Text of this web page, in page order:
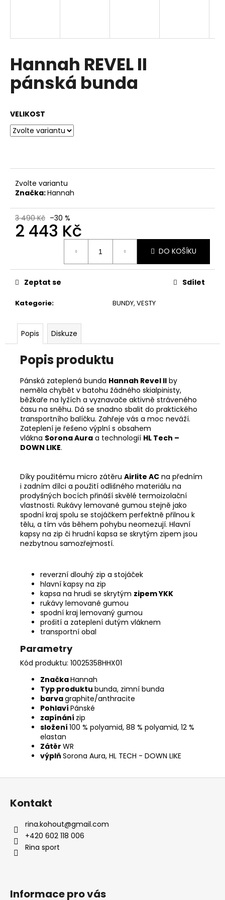
Hannah REVEL II
pánská bunda
VELIKOST
Zvolte variantu
Značka:Hannah
3 490 Kč –30 %
2 443 Kč
DO KOŠÍKU
Kategorie: BUNDY, VESTY
Zeptat se Sdílet
Popis Diskuze
Popis produktu
Pánská zateplená bunda Hannah Revel II by
neměla chybět v batohu žádného skialpinisty,
běžkaře na lyžích a vyznavače aktivně stráveného
času na sněhu. Dá se snadno sbalit do praktického
transportního balíčku. Zahřeje vás a moc neváží.
Zateplení je řešeno výplní s obsahem
vlákna Sorona Aura a technologií HL Tech –
DOWN LIKE.
Díky použitému micro zátěru Airlite AC na předním
i zadním dílci a použití odlišného materiálu na
prodyšných bocích přináší skvělé termoizolační
vlastnosti. Rukávy lemované gumou stejně jako
spodní kraj spolu se stojáčkem perfektně přilnou k
tělu, a tím vás během pohybu neomezují. Hlavní
kapsy na zip či hrudní kapsa se skrytým zipem jsou
nezbytnou samozřejmostí.
reverzní dlouhý zip a stojáček
hlavní kapsy na zip
kapsa na hrudi se skrytým zipem YKK
rukávy lemované gumou
spodní kraj lemovaný gumou
prošití a zateplení dutým vláknem
transportní obal
Parametry
Kód produktu: 10025358HHX01
ZnačkaHannah
Typ produktu bunda, zimní bunda
barvagraphite/anthracite
Pohlaví Pánské
zapínání zip
složení 100 % polyamid, 88 % polyamid, 12 %
elastan
Zátěr WR
výplň Sorona Aura, HL TECH - DOWN LIKE
í
?
o
p
o
r
u
u
m
e
LOGO
DÁMSKÉ
TRIKO
589
Kč
Původně:
649
Kontakt
rina.kohout@gmail.com
+420 602 118 006
Rina sport
Informace pro vás